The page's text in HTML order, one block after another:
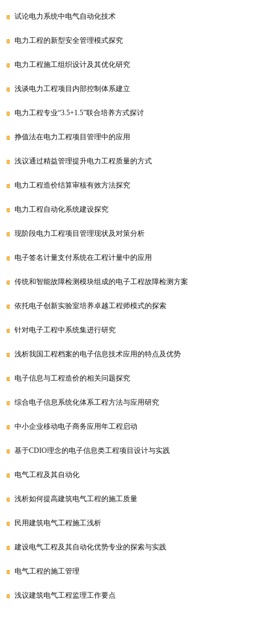
试论电力系统中电气自动化技术
电力工程的新型安全管理模式探究
电力工程施工组织设计及其优化研究
浅谈电力工程项目内部控制体系建立
电力工程专业“3.5+1.5”联合培养方式探讨
挣值法在电力工程项目管理中的应用
浅议通过精益管理提升电力工程质量的方式
电力工程造价结算审核有效方法探究
电力工程自动化系统建设探究
现阶段电力工程项目管理现状及对策分析
电子签名计量支付系统在工程计量中的应用
传统和智能故障检测模块组成的电子工程故障检测方案
依托电子创新实验室培养卓越工程师模式的探索
针对电子工程中系统集进行研究
浅析我国工程档案的电子信息技术应用的特点及优势
电子信息与工程造价的相关问题探究
综合电子信息系统化体系工程方法与应用研究
中小企业移动电子商务应用年工程启动
基于CDIO理念的电子信息类工程项目设计与实践
电气工程及其自动化
浅析如何提高建筑电气工程的施工质量
民用建筑电气工程施工浅析
建设电气工程及其自动化优势专业的探索与实践
电气工程的施工管理
浅议建筑电气工程监理工作要点